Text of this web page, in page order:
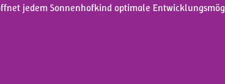
jedem Sonnenhofkind optimale